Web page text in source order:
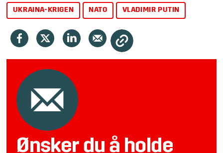
UKRAINA-KRIGEN NATO VLADIMIR PUTIN
Ønsker du å holde